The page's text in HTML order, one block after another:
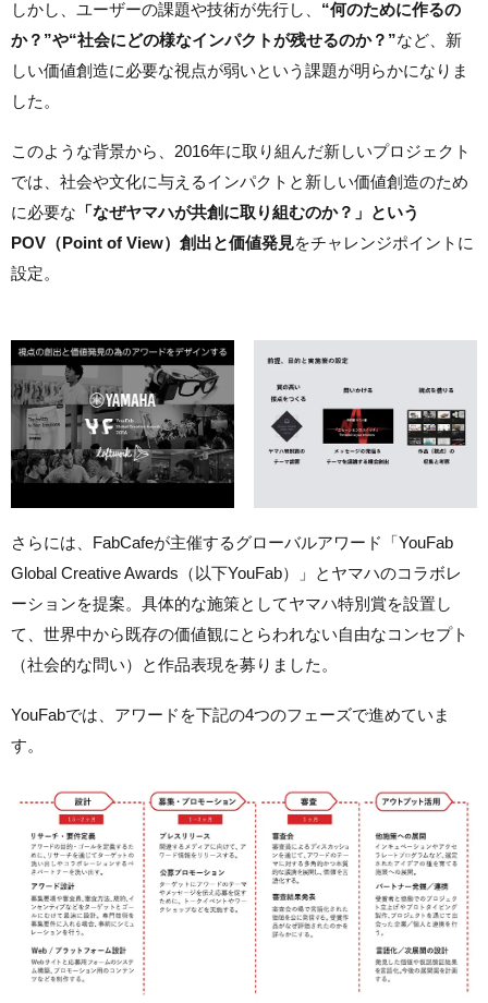
しかし、ユーザーの課題や技術が先行し、 “何のために作るの
か？”や“社会にどの様なインパクトが残せるのか？”など、新
しい価値創造に必要な視点が弱いという課題が明らかになりま
した。
このような背景から、2016年に取り組んだ新しいプロジェクト
では、社会や文化に与えるインパクトと新しい価値創造のため
に必要な 「なぜヤマハが共創に取り組むのか？」という
POV（Point of View）創出と価値発見をチャレンジポイントに
設定。
さらには、FabCafeが主催するグローバルアワード「YouFab
Global Creative Awards（以下YouFab）」とヤマハのコラボレ
ーションを提案。具体的な施策としてヤマハ特別賞を設置し
て、世界中から既存の価値観にとらわれない自由なコンセプト
（社会的な問い）と作品表現を募りました。
YouFabでは、アワードを下記の4つのフェーズで進めていま
す。